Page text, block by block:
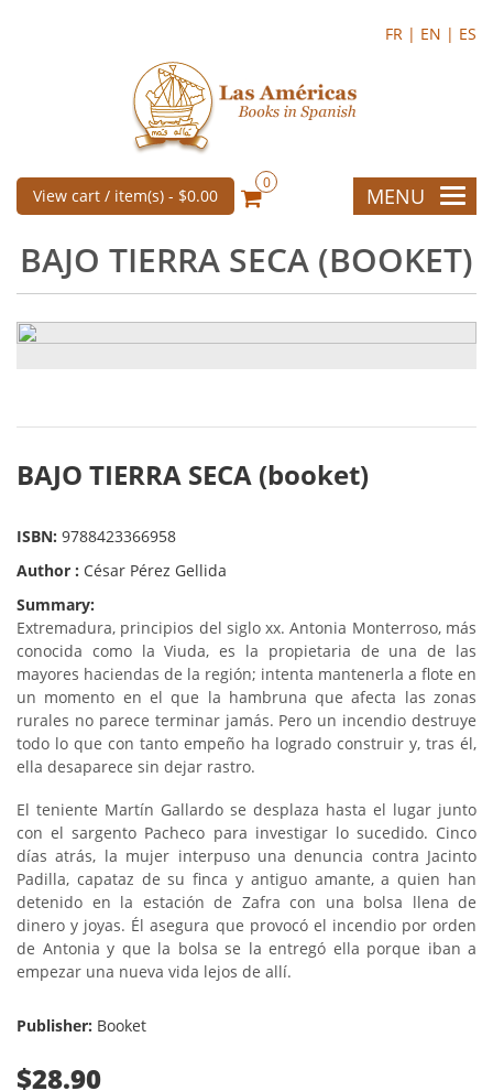
FR | EN | ES
View cart / item(s) - $0.00
0
MENU
BAJO TIERRA SECA (BOOKET)
BAJO TIERRA SECA (booket)
ISBN: 9788423366958
Author : César Pérez Gellida
Summary:
Extremadura, principios del siglo xx. Antonia Monterroso, más
conocida como la Viuda, es la propietaria de una de las
mayores haciendas de la región; intenta mantenerla a flote en
un momento en el que la hambruna que afecta las zonas
rurales no parece terminar jamás. Pero un incendio destruye
todo lo que con tanto empeño ha logrado construir y, tras él,
ella desaparece sin dejar rastro.
El teniente Martín Gallardo se desplaza hasta el lugar junto
con el sargento Pacheco para investigar lo sucedido. Cinco
días atrás, la mujer interpuso una denuncia contra Jacinto
Padilla, capataz de su finca y antiguo amante, a quien han
detenido en la estación de Zafra con una bolsa llena de
dinero y joyas. Él asegura que provocó el incendio por orden
de Antonia y que la bolsa se la entregó ella porque iban a
empezar una nueva vida lejos de allí.
Publisher: Booket
$28.90